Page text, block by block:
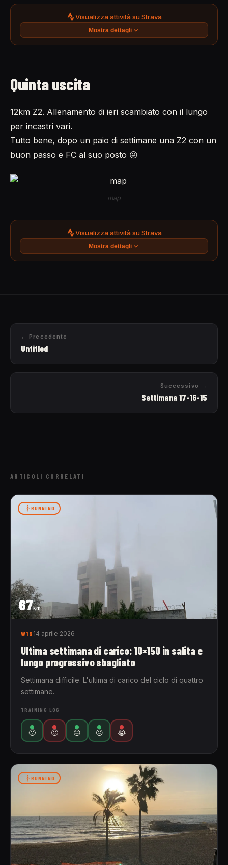
Visualizza attività su Strava
Mostra dettagli
Quinta uscita
12km Z2. Allenamento di ieri scambiato con il lungo
per incastri vari.
Tutto bene, dopo un paio di settimane una Z2 con un
buon passo e FC al suo posto 😜
map
Visualizza attività su Strava
Mostra dettagli
← Precedente
Untitled
Successivo →
Settimana 17-16-15
ARTICOLI CORRELATI
67km
RUNNING
W16 14 aprile 2026
Ultima settimana di carico: 10×150 in salita e
lungo progressivo sbagliato
Settimana difficile. L'ultima di carico del ciclo di quattro
settimane.
TRAINING LOG
🙁 🙂 😐 😐 😭
RUNNING